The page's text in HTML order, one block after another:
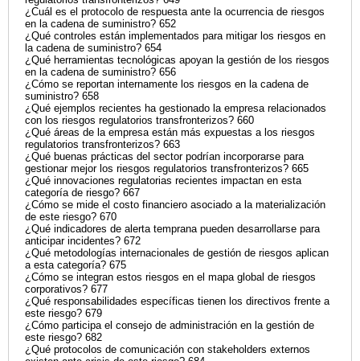
¿Cuál es el protocolo de respuesta ante la ocurrencia de riesgos
en la cadena de suministro? 652
¿Qué controles están implementados para mitigar los riesgos en
la cadena de suministro? 654
¿Qué herramientas tecnológicas apoyan la gestión de los riesgos
en la cadena de suministro? 656
¿Cómo se reportan internamente los riesgos en la cadena de
suministro? 658
¿Qué ejemplos recientes ha gestionado la empresa relacionados
con los riesgos regulatorios transfronterizos? 660
¿Qué áreas de la empresa están más expuestas a los riesgos
regulatorios transfronterizos? 663
¿Qué buenas prácticas del sector podrían incorporarse para
gestionar mejor los riesgos regulatorios transfronterizos? 665
¿Qué innovaciones regulatorias recientes impactan en esta
categoría de riesgo? 667
¿Cómo se mide el costo financiero asociado a la materialización
de este riesgo? 670
¿Qué indicadores de alerta temprana pueden desarrollarse para
anticipar incidentes? 672
¿Qué metodologías internacionales de gestión de riesgos aplican
a esta categoría? 675
¿Cómo se integran estos riesgos en el mapa global de riesgos
corporativos? 677
¿Qué responsabilidades específicas tienen los directivos frente a
este riesgo? 679
¿Cómo participa el consejo de administración en la gestión de
este riesgo? 682
¿Qué protocolos de comunicación con stakeholders externos